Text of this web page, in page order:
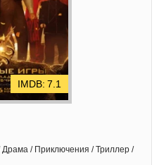
7.1
/ Приключения / Триллер /